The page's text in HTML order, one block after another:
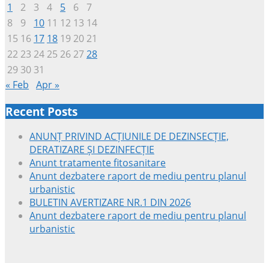
1
2 3 4 5 6
7
8
9 10 11 12 13 14
15 16 17 18 19 20 21
22 23 24 25 26 2728
29 30 31
« Feb Apr »
Recent Posts
ANUNȚ PRIVIND ACȚIUNILE DE DEZINSECȚIE,
DERATIZARE ȘI DEZINFECȚIE
Anunt tratamente fitosanitare
Anunt dezbatere raport de mediu pentru planul
urbanistic
BULETIN AVERTIZARE NR.1 DIN 2026
Anunt dezbatere raport de mediu pentru planul
urbanistic